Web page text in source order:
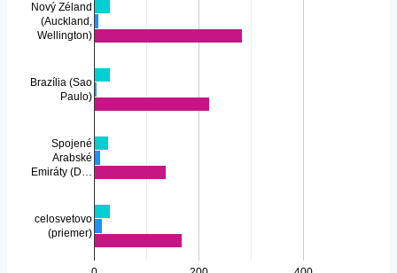
Nový Zéland
(Auckland,
Wellington)
Brazília (Sao
Paulo)
Spojené
Arabské
Emiráty (D…
celosvetovo
(priemer)